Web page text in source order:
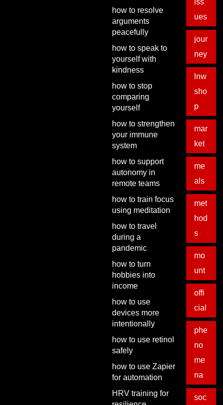
how to resolve
arguments
peacefully
how to speak to
yourself with
kindness
how to stop
comparing
yourself
how to strengthen
your immune
system
how to support
autonomy in
remote teams
how to train focus
using meditation
how to travel
during a
pandemic
how to turn
hobbies into
income
how to use
devices more
intentionally
how to use retinol
safely
how to use Zapier
for automation
HRV training for
iss
ues
jour
ney
lnw
sho
p
mar
ket
me
als
met
hod
s
mo
unt
offi
cial
phe
no
me
na
soc